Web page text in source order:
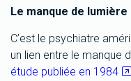
Le manque de lumière
C’est le psychiatre
un lien entre le manque
étude publiée en 1984